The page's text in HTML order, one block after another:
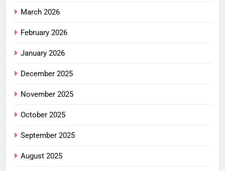
March 2026
February 2026
January 2026
December 2025
November 2025
October 2025
September 2025
August 2025